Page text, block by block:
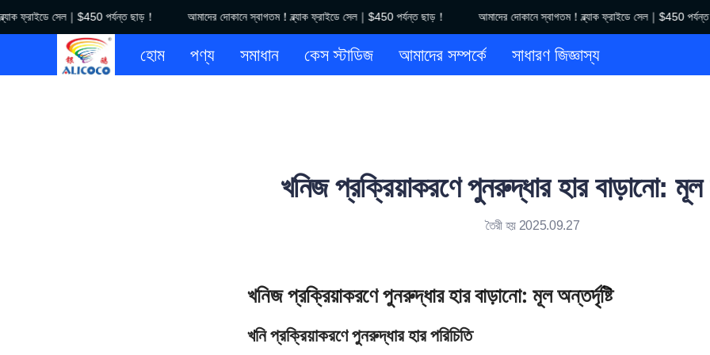
ফ্রাইডে সেল｜$450 পর্যন্ত ছাড়！ আমাদের দোকানে স্বাগতম！ব্ল্যাক ফ্রাইডে সেল｜$450 পর্যন্ত ছাড়！ আমাদের দোকানে স্বাগতম！ব্ল্যাক ফ্রাইডে সেল｜$450 পর্যন্ত
আমাদের দোকানে স্বাগতম！ব্ল্যাক
হোম পণ্য সমাধান কেস স্টাডিজ আমাদের সম্পর্কে সাধারণ জিজ্ঞাস্য
খনিজ প্রক্রিয়াকরণে পুনরুদ্ধার হার বাড়ানো: মূল
তৈরী হয় 2025.09.27
খনিজ প্রক্রিয়াকরণে পুনরুদ্ধার হার বাড়ানো: মূল অন্তর্দৃষ্টি
খনি প্রক্রিয়াকরণে পুনরুদ্ধার হার পরিচিতি